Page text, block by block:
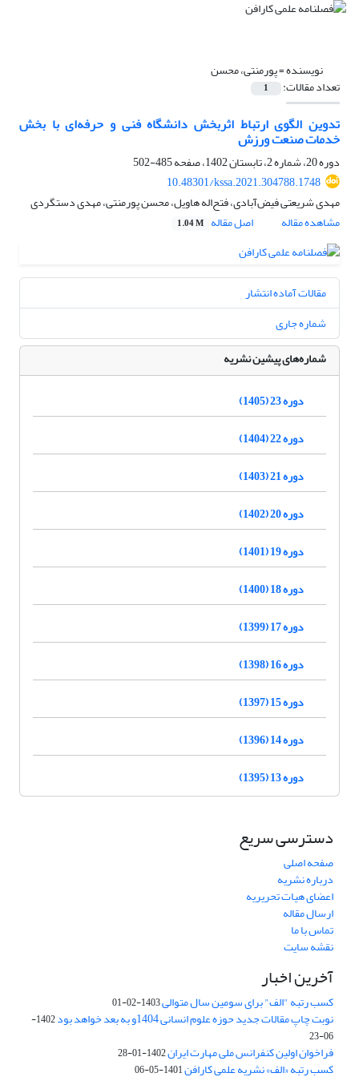
نویسنده =پورمنتی، محسن
تعداد مقالات: 1
تدوین الگوی ارتباط اثربخش دانشگاه فنی و حرفه‌ای با بخش
خدمات صنعت ورزش
دوره 20، شماره 2، تابستان 1402، صفحه
485-502
10.48301/kssa.2021.304788.1748
مهدی شریعتی فیض‌آبادی، فتح‌اله هاویل، محسن پورمنتی، مهدی دستگردی
مشاهده مقاله
اصل مقاله 1.04 M
مقالات آماده انتشار
شماره جاری
شماره‌های پیشین نشریه
دوره 23 (1405)
دوره 22 (1404)
دوره 21 (1403)
دوره 20 (1402)
دوره 19 (1401)
دوره 18 (1400)
دوره 17 (1399)
دوره 16 (1398)
دوره 15 (1397)
دوره 14 (1396)
دوره 13 (1395)
دسترسی سریع
صفحه اصلی
درباره نشریه
اعضای هیات تحریریه
ارسال مقاله
تماس با ما
نقشه سایت
آخرین اخبار
کسب رتبه "الف" برای سومین سال متوالی1403-02-01
نوبت چاپ مقالات جدید حوزه علوم انسانی 1404و به بعد خواهد بود
1402-
06-23
فراخوان اولین کنفرانس ملی مهارت ایران1402-01-28
کسب رتبه «الف» نشریه علمی کارافن1401-05-06